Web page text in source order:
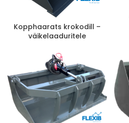
Kopphaarats krokodill –
väikelaaduritele